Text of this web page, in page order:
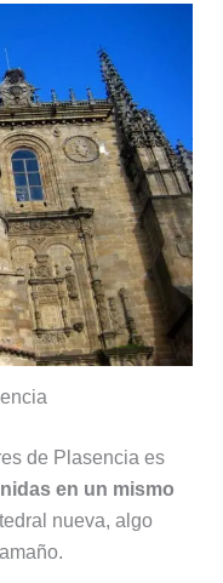
de Plasencia es
en un mismo
nueva, algo